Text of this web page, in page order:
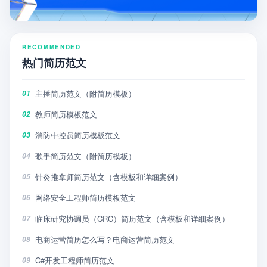
RECOMMENDED
热门简历范文
01 主播简历范文（附简历模板）
02 教师简历模板范文
03 消防中控员简历模板范文
04 歌手简历范文（附简历模板）
05 针灸推拿师简历范文（含模板和详细案例）
06 网络安全工程师简历模板范文
07 临床研究协调员（CRC）简历范文（含模板和详细案例）
08 电商运营简历怎么写？电商运营简历范文
09 C#开发工程师简历范文